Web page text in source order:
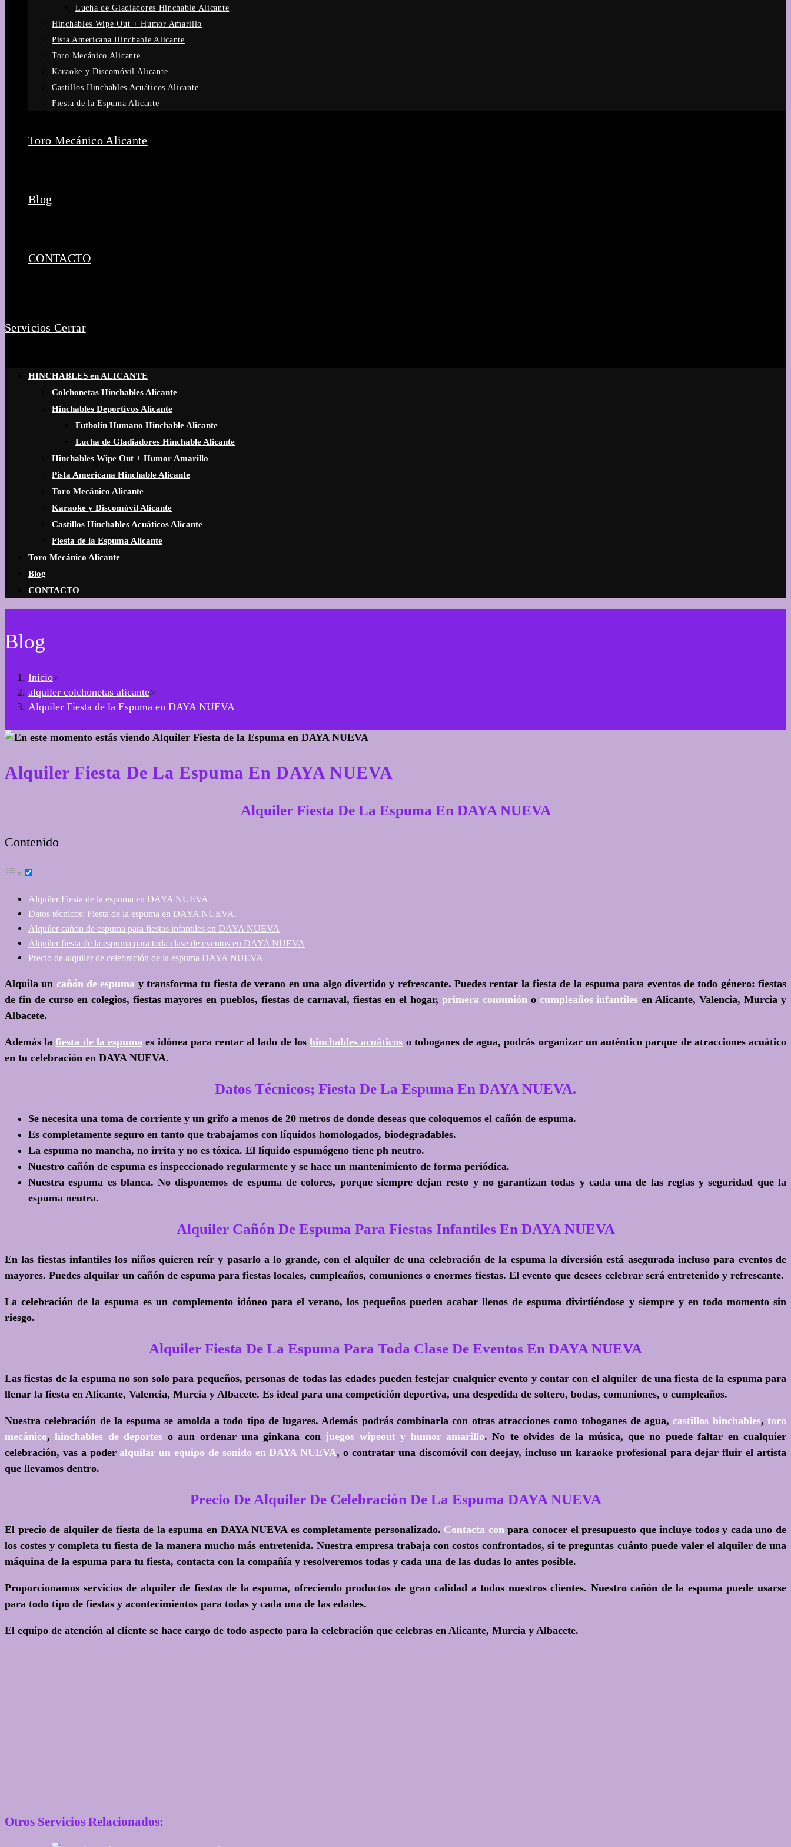
Lucha de Gladiadores Hinchable Alicante
Hinchables Wipe Out + Humor Amarillo
Pista Americana Hinchable Alicante
Toro Mecánico Alicante
Karaoke y Discomóvil Alicante
Castillos Hinchables Acuáticos Alicante
Fiesta de la Espuma Alicante
Toro Mecánico Alicante
Blog
CONTACTO
Servicios Cerrar
HINCHABLES en ALICANTE
Colchonetas Hinchables Alicante
Hinchables Deportivos Alicante
Futbolín Humano Hinchable Alicante
Lucha de Gladiadores Hinchable Alicante
Hinchables Wipe Out + Humor Amarillo
Pista Americana Hinchable Alicante
Toro Mecánico Alicante
Karaoke y Discomóvil Alicante
Castillos Hinchables Acuáticos Alicante
Fiesta de la Espuma Alicante
Toro Mecánico Alicante
Blog
CONTACTO
Blog
Inicio>
alquiler colchonetas alicante>
Alquiler Fiesta de la Espuma en DAYA NUEVA
Alquiler Fiesta De La Espuma En DAYA NUEVA
Alquiler Fiesta De La Espuma En DAYA NUEVA
Contenido
Alquiler Fiesta de la espuma en DAYA NUEVA
Datos técnicos; Fiesta de la espuma en DAYA NUEVA.
Alquiler cañón de espuma para fiestas infantiles en DAYA NUEVA
Alquiler fiesta de la espuma para toda clase de eventos en DAYA NUEVA
Precio de alquiler de celebración de la espuma DAYA NUEVA
Alquila un cañón de espuma y transforma tu fiesta de verano en una algo divertido y refrescante. Puedes rentar la fiesta de la espuma para eventos de todo género: fiestas
de fin de curso en colegios, fiestas mayores en pueblos, fiestas de carnaval, fiestas en el hogar, primera comunión o cumpleaños infantiles en Alicante, Valencia, Murcia y
Albacete.
Además lafiesta de la espuma es idónea para rentar al lado de loshinchables acuáticos o toboganes de agua, podrás organizar un auténtico parque de atracciones acuático
en tu celebración en DAYA NUEVA.
Datos Técnicos; Fiesta De La Espuma En DAYA NUEVA.
Se necesita una toma de corriente y un grifo a menos de 20 metros de donde deseas que coloquemos el cañón de espuma.
Es completamente seguro en tanto que trabajamos con líquidos homologados, biodegradables.
La espuma no mancha, no irrita y no es tóxica. El líquido espumógeno tiene ph neutro.
Nuestro cañón de espuma es inspeccionado regularmente y se hace un mantenimiento de forma periódica.
Nuestra espuma es blanca. No disponemos de espuma de colores, porque siempre dejan resto y no garantizan todas y cada una de las reglas y seguridad que la
espuma neutra.
Alquiler Cañón De Espuma Para Fiestas Infantiles En DAYA NUEVA
En las fiestas infantiles los niños quieren reír y pasarlo a lo grande, con el alquiler de una celebración de la espuma la diversión está asegurada incluso para eventos de
mayores. Puedes alquilar un cañón de espuma para fiestas locales, cumpleaños, comuniones o enormes fiestas. El evento que desees celebrar será entretenido y refrescante.
La celebración de la espuma es un complemento idóneo para el verano, los pequeños pueden acabar llenos de espuma divirtiéndose y siempre y en todo momento sin
riesgo.
Alquiler Fiesta De La Espuma Para Toda Clase De Eventos En DAYA NUEVA
Las fiestas de la espuma no son solo para pequeños, personas de todas las edades pueden festejar cualquier evento y contar con el alquiler de una fiesta de la espuma para
llenar la fiesta en Alicante, Valencia, Murcia y Albacete. Es ideal para una competición deportiva, una despedida de soltero, bodas, comuniones, o cumpleaños.
Nuestra celebración de la espuma se amolda a todo tipo de lugares. Además podrás combinarla con otras atracciones como toboganes de agua,castillos hinchables,toro
mecánico,hinchables de deportes o aun ordenar una ginkana con juegos wipeout y humor amarillo. No te olvides de la música, que no puede faltar en cualquier
celebración, vas a poderalquilar un equipo de sonido en DAYA NUEVA, o contratar una discomóvil con deejay, incluso un karaoke profesional para dejar fluir el artista
que llevamos dentro.
Precio De Alquiler De Celebración De La Espuma DAYA NUEVA
El precio de alquiler de fiesta de la espuma en DAYA NUEVA es completamente personalizado. Contacta conpara conocer el presupuesto que incluye todos y cada uno de
los costes y completa tu fiesta de la manera mucho más entretenida. Nuestra empresa trabaja con costos confrontados, si te preguntas cuánto puede valer el alquiler de una
máquina de la espuma para tu fiesta, contacta con la compañía y resolveremos todas y cada una de las dudas lo antes posible.
Proporcionamos servicios de alquiler de fiestas de la espuma, ofreciendo productos de gran calidad a todos nuestros clientes. Nuestro cañón de la espuma puede usarse
para todo tipo de fiestas y acontecimientos para todas y cada una de las edades.
El equipo de atención al cliente se hace cargo de todo aspecto para la celebración que celebras en Alicante, Murcia y Albacete.
Otros Servicios Relacionados: